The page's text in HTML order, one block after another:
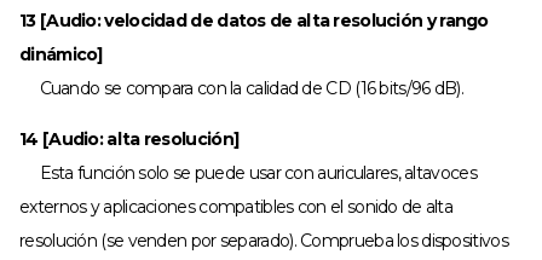
13 [Audio: velocidad de datos de alta resolución y rango
dinámico]
Cuando se compara con la calidad de CD (16 bits/96 dB).
14 [Audio: alta resolución]
Esta función solo se puede usar con auriculares, altavoces
externos y aplicaciones compatibles con el sonido de alta
resolución (se venden por separado). Comprueba los dispositivos